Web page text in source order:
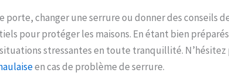
porte, changer une serrure ou donner des conseils
pour protéger les maisons. En étant bien
stressantes en toute tranquillité. N’hésitez
en cas de problème de serrure.